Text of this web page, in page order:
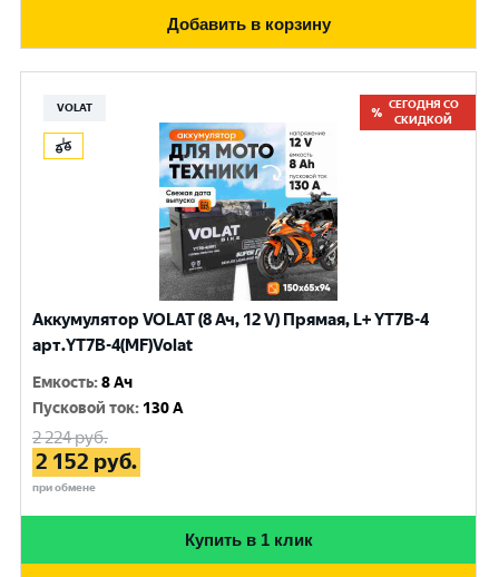
Добавить в корзину
VOLAT
СЕГОДНЯ СО
СКИДКОЙ
Аккумулятор VOLAT (8 Ач, 12 V) Прямая, L+ YT7B-4
арт.YT7B-4(MF)Volat
Емкость:8 Ач
Пусковой ток: 130 A
2 224руб.
2 152 руб.
при обмене
Купить в 1 клик